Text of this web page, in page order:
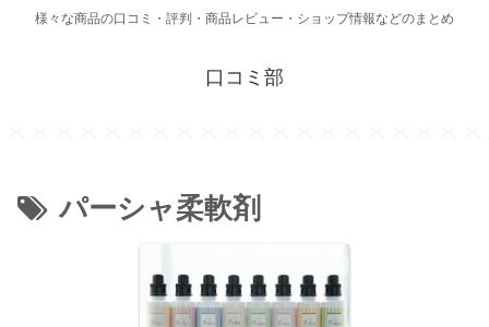
様々な商品の口コミ・評判・商品レビュー・ショップ情報などのまとめ
口コミ部
パーシャ柔軟剤